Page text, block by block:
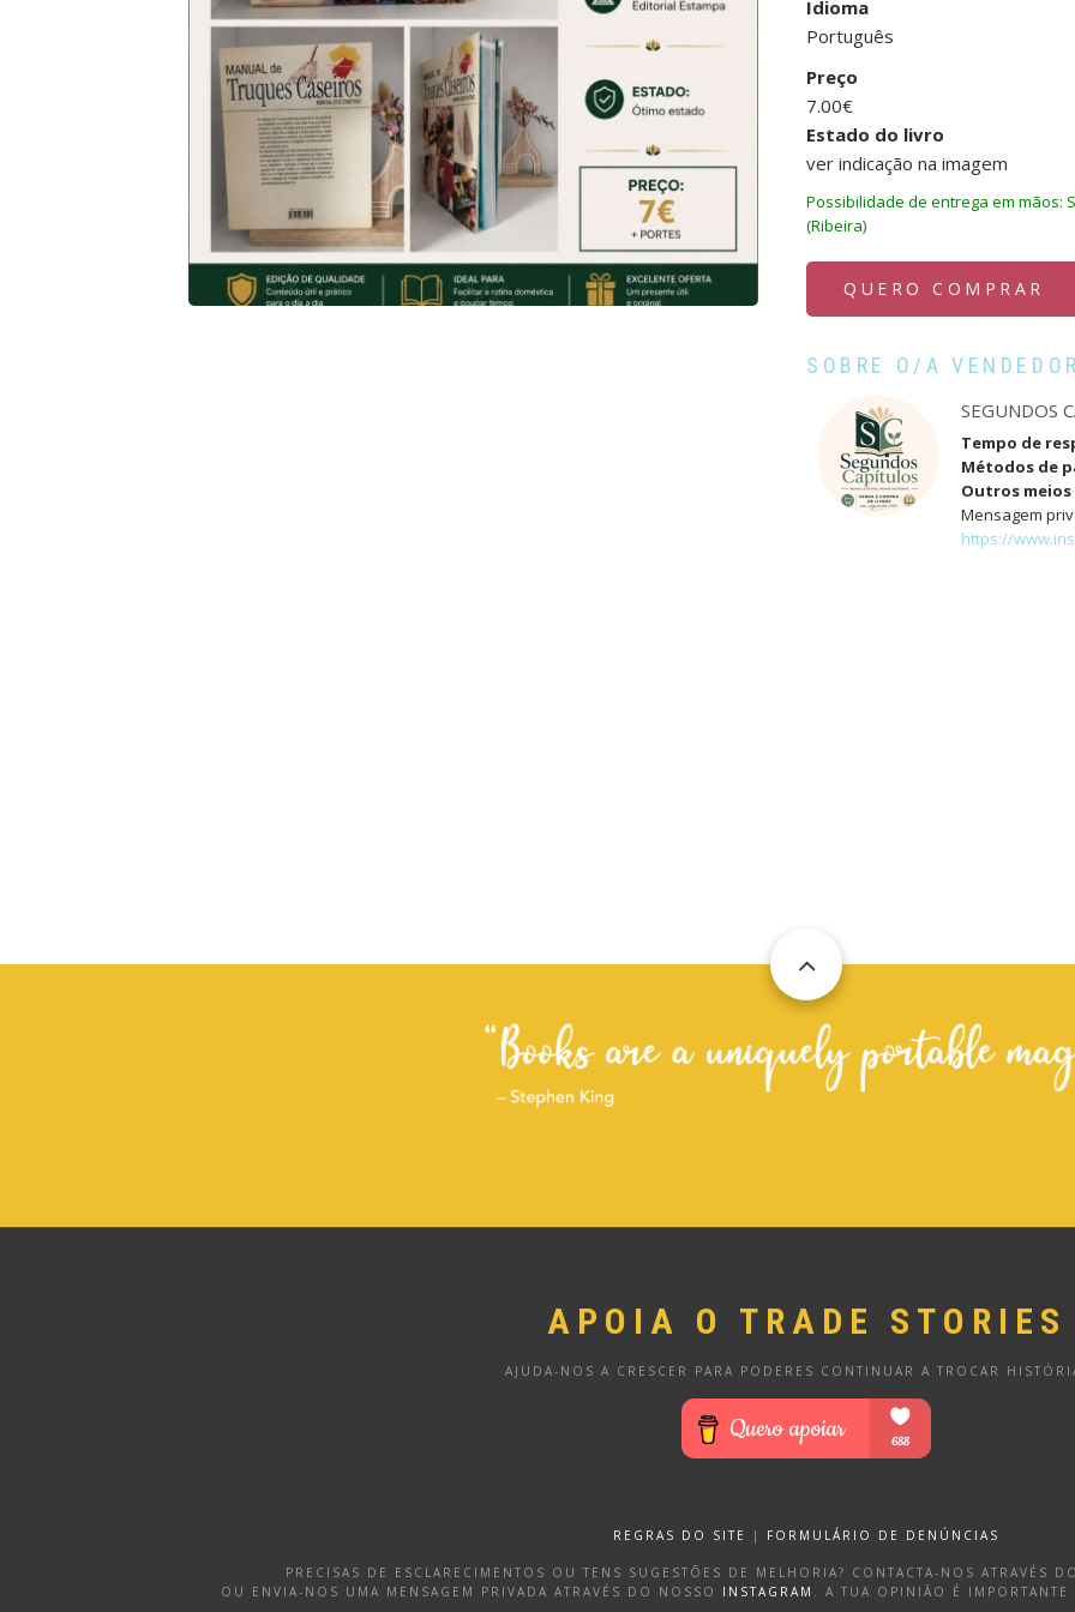
Idioma
Português
Preço
7.00€
Estado do livro
ver indicação na imagem
Possibilidade de entrega em mãos:
(Ribeira)
QUERO COMPRAR
SOBRE O/A
SEGUNDOS
Tempo de
Métodos de
Outros
Mensagem
https://
APOIA O TRADE STORIES
AJUDA-NOS A CRESCER PARA PODERES CONTINUAR A TROCAR
REGRAS DO SITE | FORMULÁRIO DE DENÚNCIAS
PRECISAS DE ESCLARECIMENTOS OU TENS SUGESTÕES DE MELHORIA? CONTACTA-NOS ATRAVÉS
OU ENVIA-NOS UMA MENSAGEM PRIVADA ATRAVÉS DO NOSSO
INSTAGRAM . A TUA OPINIÃO É